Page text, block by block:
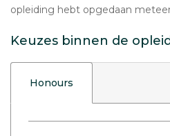
opleiding hebt opgedaan
Keuzes binnen de
Honours